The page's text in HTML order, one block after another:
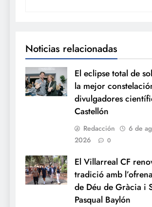
Noticias relacionadas
El eclipse total de
la mejor
divulgadores
Castellón
Redacción
6 de
2026
0
El Villarreal CF
tradició amb
de Déu de Gràcia i
Pasqual Baylón